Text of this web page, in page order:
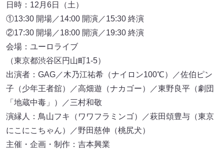
日時：12月6日（土）
①13:30 開場／14:00 開演／15:30 終演
②17:30 開場／18:00 開演／19:30 終演
会場：ユーロライブ
（東京都渋谷区円山町1-5）
出演者：GAG／木乃江祐希（ナイロン100℃）／佐伯ピン
子（少年王者舘）／高畑遊（ナカゴー）／東野良平（劇団
「地蔵中毒」）／三村和敬
演縁人：鳥山フキ（ワワフラミンゴ）／萩田頌豊与（東京
にこにこちゃん）／野田慈伸（桃尻犬）
主催・企画・制作：吉本興業